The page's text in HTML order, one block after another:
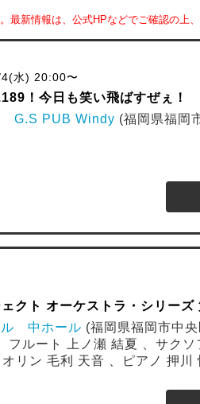
新情報は、公式HPなどでご確認の上、
水) 20:00〜
！今日も笑い飛ばすぜぇ！
G.S PUB Windy (福岡県福岡
クト オーケストラ・シリーズ
ル 中ホール (福岡県福岡市中
ルート 上ノ瀬 結夏 、サクソ
リン 毛利 天音 、ピアノ 押川